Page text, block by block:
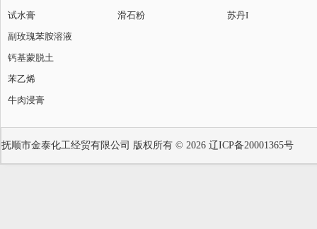
试水膏
副玫瑰苯胺溶液
钙基蒙脱土
苯乙烯
牛肉浸膏
滑石粉 苏丹I
抚顺市金泰化工经贸有限公司 版权所有 © 2026 辽ICP备20001365号